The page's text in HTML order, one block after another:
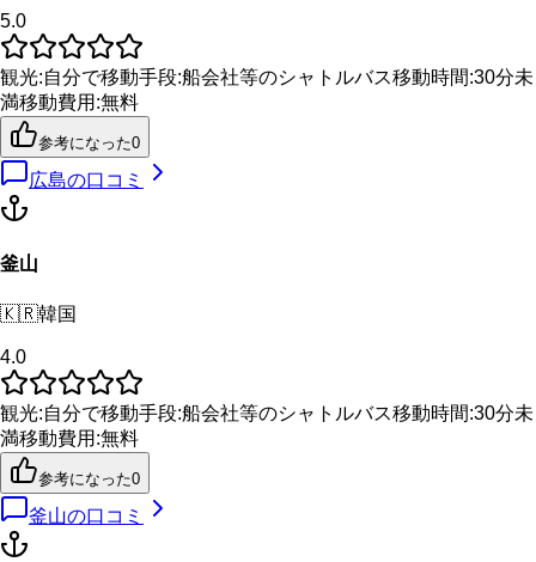
5.0
観光:自分で移動手段:船会社等のシャトルバス移動時間:30分未
満移動費用 :無料
参考になった0
広島の口コミ
釜山
🇰🇷韓国
4.0
観光:自分で移動手段:船会社等のシャトルバス移動時間:30分未
満移動費用 :無料
参考になった0
釜山の口コミ